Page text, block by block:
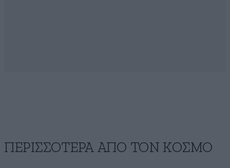
ΠΕΡΙΣΣΟΤΕΡΑ ΑΠΟ ΤΟΝ ΚΟΣΜΟ